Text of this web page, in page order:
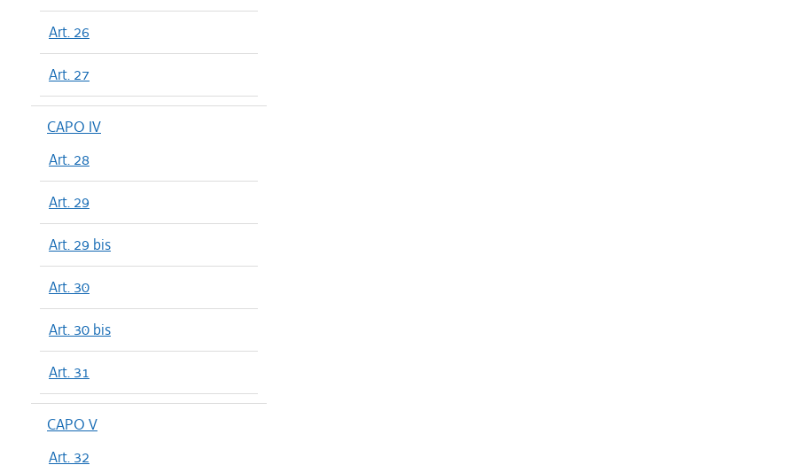
Art. 26
Art. 27
CAPO IV
Art. 28
Art. 29
Art. 29 bis
Art. 30
Art. 30 bis
Art. 31
CAPO V
Art. 32